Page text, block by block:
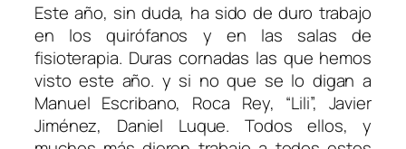
Este año, sin duda, ha sido de duro trabajo
en los quirófanos y en las salas de
fisioterapia. Duras cornadas las que hemos
visto este año. y si no que se lo digan a
Manuel Escribano, Roca Rey, “Lili”, Javier
Jiménez, Daniel Luque. Todos ellos, y